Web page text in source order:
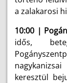
a zalakarosi
10:00 |
idős,
keresztül